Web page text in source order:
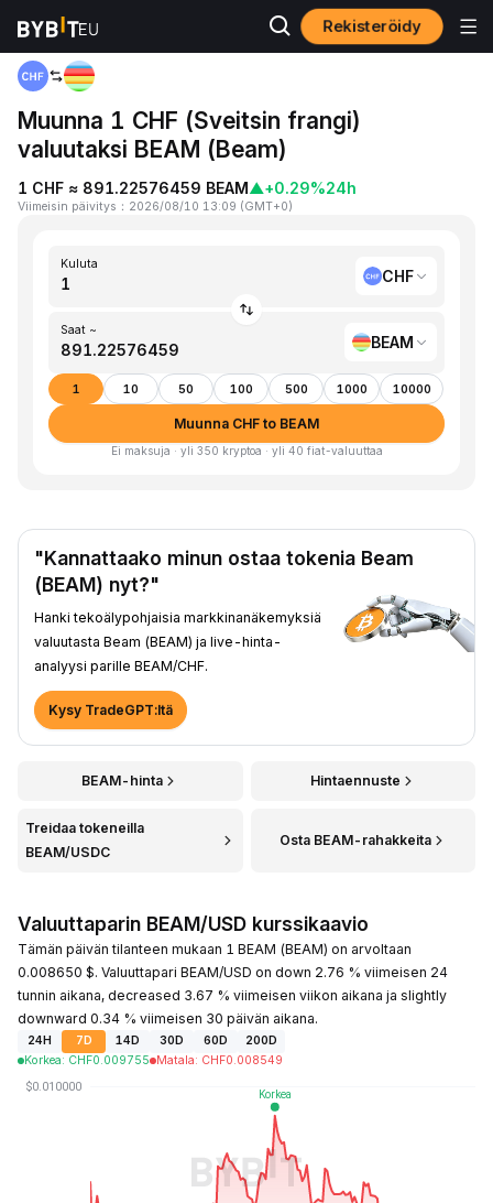
Rekisteröidy
Koti CHF to BEAM
Muunna 1 CHF (Sveitsin frangi)
valuutaksi BEAM (Beam)
1 CHF ≈ 891.22576459 BEAM▲+0.29%24h
Viimeisin päivitys ： 2026/08/10 13:09 (GMT+0)
Kuluta
CHF
Saat ~
BEAM
1 10 50 100 500 1000 10000
Muunna CHF to BEAM
Ei maksuja · yli 350 kryptoa · yli 40 fiat-valuuttaa
"Kannattaako minun ostaa tokenia Beam
(BEAM) nyt?"
Hanki tekoälypohjaisia markkinanäkemyksiä
valuutasta Beam (BEAM) ja live-hinta-
analyysi parille BEAM/CHF.
Kysy TradeGPT:ltä
BEAM-hinta Hintaennuste
Treidaa tokeneilla
BEAM/USDC
Osta BEAM-rahakkeita
Valuuttaparin BEAM/USD kurssikaavio
Tämän päivän tilanteen mukaan 1 BEAM (BEAM) on arvoltaan
0.008650 $. Valuuttapari BEAM/USD on down 2.76 % viimeisen 24
tunnin aikana, decreased 3.67 % viimeisen viikon aikana ja slightly
downward 0.34 % viimeisen 30 päivän aikana.
24H 7D 14D 30D 60D
200D
Korkea: CHF0.009755 Matala: CHF0.008549